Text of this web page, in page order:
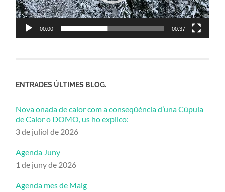
00:00 00:37
ENTRADES ÚLTIMES BLOG.
Nova onada de calor com a conseqüència d’una Cúpula
de Calor o DOMO, us ho explico:
3 de juliol de 2026
Agenda Juny
1 de juny de 2026
Agenda mes de Maig